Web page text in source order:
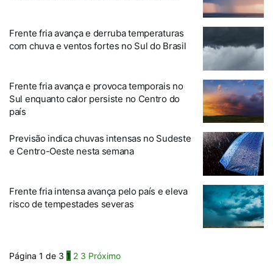
Frente fria avança e derruba temperaturas
com chuva e ventos fortes no Sul do Brasil
Frente fria avança e provoca temporais no
Sul enquanto calor persiste no Centro do
país
Previsão indica chuvas intensas no Sudeste
e Centro-Oeste nesta semana
Frente fria intensa avança pelo país e eleva
risco de tempestades severas
Página 1 de 3 1 2 3 Próximo